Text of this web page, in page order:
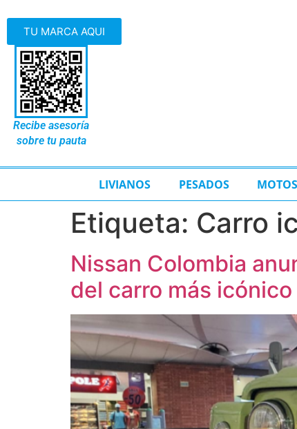
TU MARCA AQUI
Recibe asesoría
sobre tu pauta
LIVIANOS PESADOS MOTOS
Etiqueta: Carro
Nissan Colombia
del carro más